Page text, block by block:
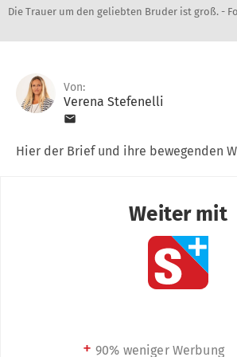
Die Trauer um den geliebten Bruder ist groß. -
Von:
Verena Stefenelli
Hier der Brief und ihre bewegenden